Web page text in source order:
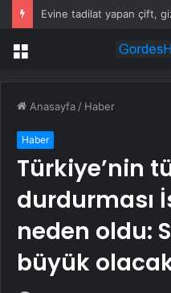
Menü
Anasayfa / Haber
Haber
Türkiye’nin
durdurması
neden oldu:
büyük